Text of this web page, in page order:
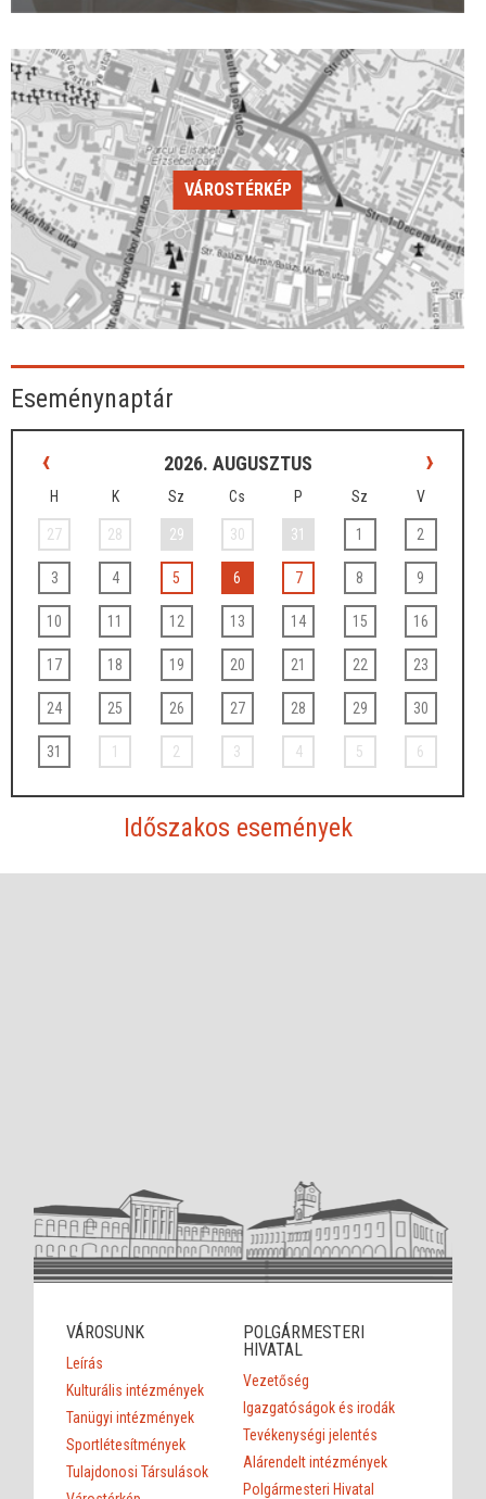
VÁROSTÉRKÉP
Eseménynaptár
‹ 2026. AUGUSZTUS ›
H K Sz Cs P Sz V
27 28 29 30 31 1 2
3 4 5 6 7 8 9
10 11 12 13 14 15 16
17 18 19 20 21 22 23
24 25 26 27 28 29 30
31 1 2 3 4 5 6
Időszakos események
VÁROSUNK
Leírás
Kulturális intézmények
Tanügyi intézmények
Sportlétesítmények
Tulajdonosi Társulások
POLGÁRMESTERI
HIVATAL
Vezetőség
Igazgatóságok és irodák
Tevékenységi jelentés
Alárendelt intézmények
Polgármesteri Hivatal